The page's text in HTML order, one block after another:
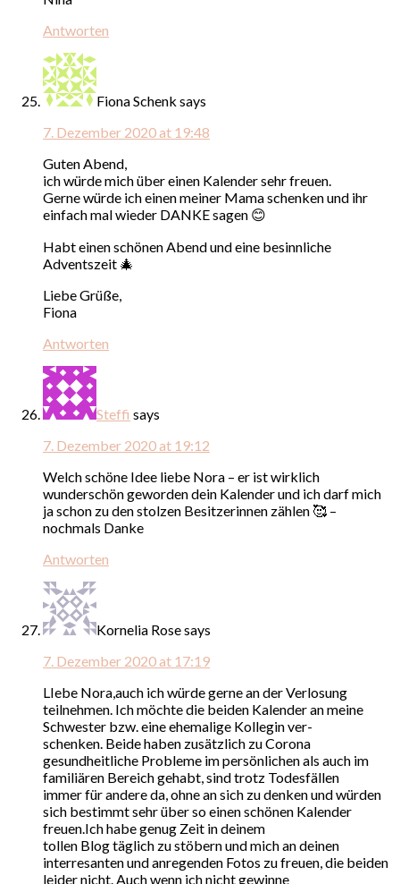
Antworten
Fiona Schenk says
7. Dezember 2020 at 19:48
Guten Abend,
ich würde mich über einen Kalender sehr freuen.
Gerne würde ich einen meiner Mama schenken und ihr
einfach mal wieder DANKE sagen 😊
Habt einen schönen Abend und eine besinnliche
Adventszeit 🎄
Liebe Grüße,
Fiona
Antworten
Steffi says
7. Dezember 2020 at 19:12
Welch schöne Idee liebe Nora – er ist wirklich
wunderschön geworden dein Kalender und ich darf mich
ja schon zu den stolzen Besitzerinnen zählen 🥰 –
nochmals Danke
Antworten
Kornelia Rosesays
7. Dezember 2020 at 17:19
LIebe Nora,auch ich würde gerne an der Verlosung
teilnehmen. Ich möchte die beiden Kalender an meine
Schwester bzw. eine ehemalige Kollegin ver-
schenken. Beide haben zusätzlich zu Corona
gesundheitliche Probleme im persönlichen als auch im
familiären Bereich gehabt, sind trotz Todesfällen
immer für andere da, ohne an sich zu denken und würden
sich bestimmt sehr über so einen schönen Kalender
freuen.Ich habe genug Zeit in deinem
tollen Blog täglich zu stöbern und mich an deinen
interresanten und anregenden Fotos zu freuen, die beiden
leider nicht. Auch wenn ich nicht gewinne